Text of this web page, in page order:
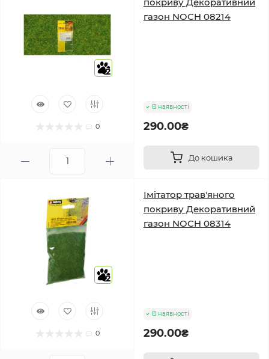
2
0
газон NOCH 08214
В наявності
290.00₴
До кошика
2
0
Імітатор трав'яного
покриву Декоративний
газон NOCH 08314
В наявності
290.00₴